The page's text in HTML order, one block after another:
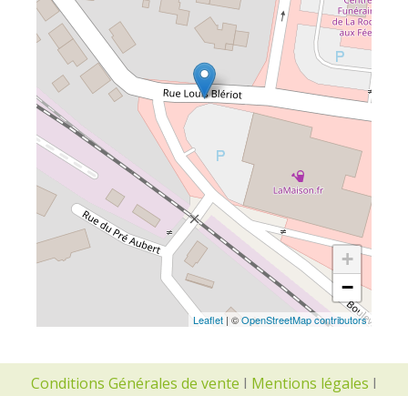
+
−
Leaflet | ©OpenStreetMap contributors
Conditions Générales de vente I Mentions légales I